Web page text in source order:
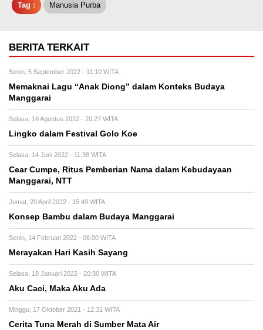
Tag : Manusia Purba
BERITA TERKAIT
Senin, 5 September 2022 - 11:10 WITA
Memaknai Lagu “Anak Diong” dalam Konteks Budaya
Manggarai
Selasa, 16 Agustus 2022 - 20:27 WITA
Lingko dalam Festival Golo Koe
Selasa, 14 Juni 2022 - 11:38 WITA
Cear Cumpe, Ritus Pemberian Nama dalam Kebudayaan
Manggarai, NTT
Jumat, 29 April 2022 - 15:49 WITA
Konsep Bambu dalam Budaya Manggarai
Senin, 14 Februari 2022 - 06:00 WITA
Merayakan Hari Kasih Sayang
Selasa, 18 Januari 2022 - 20:30 WITA
Aku Caci, Maka Aku Ada
Minggu, 17 Oktober 2021 - 12:31 WITA
Cerita Tuna Merah di Sumber Mata Air